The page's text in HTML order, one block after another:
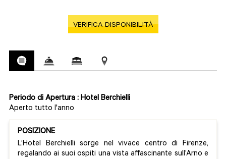
VERIFICA DISPONIBILITÀ
Periodo di Apertura : Hotel Berchielli
Aperto tutto l'anno
POSIZIONE
L’Hotel Berchielli sorge nel vivace centro di Firenze,
regalando ai suoi ospiti una vista affascinante sull’Arno e